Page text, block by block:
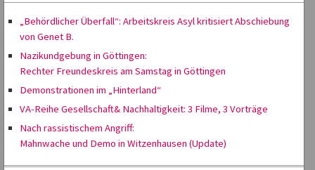
„Behördlicher Überfall“: Arbeitskreis Asyl kritisiert Abschiebung
von Genet B.
Nazikundgebung in Göttingen:
Rechter Freundeskreis am Samstag in Göttingen
Demonstrationen im „Hinterland“
VA-Reihe Gesellschaft& Nachhaltigkeit: 3 Filme, 3 Vorträge
Nach rassistischem Angriff:
Mahnwache und Demo in Witzenhausen (Update)